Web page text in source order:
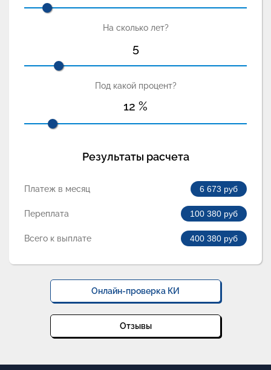
На сколько лет?
5
Под какой процент?
12 %
Результаты расчета
Платеж в месяц 6 673 руб
Переплата 100 380 руб
Всего к выплате 400 380 руб
Онлайн-проверка КИ
Отзывы